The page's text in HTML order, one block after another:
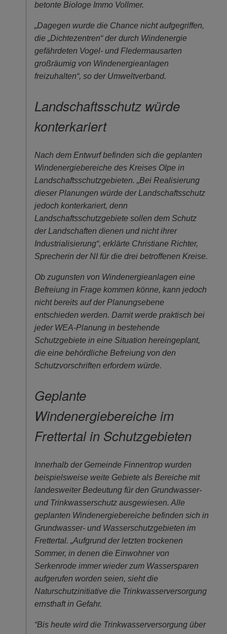
betonte Biologe Immo Vollmer.
„Dagegen wurde die Chance nicht aufgegriffen,
die „Dichtezentren“ der durch Windenergie
gefährdeten Vogel- und Fledermausarten
großräumig von Windenergieanlagen
freizuhalten“, so der Umweltverband.
Landschaftsschutz würde
konterkariert
Nach dem Entwurf befinden sich die geplanten
Windenergiebereiche des Kreises Olpe in
Landschaftsschutzgebieten. „Bei Realisierung
dieser Planungen würde der Landschaftsschutz
jedoch konterkariert, denn
Landschaftsschutzgebiete sollen dem Schutz
der Landschaften dienen und nicht ihrer
Industrialisierung“, erklärte Christiane Richter,
Sprecherin der NI für die drei betroffenen Kreise.
Ob zugunsten von Windenergieanlagen eine
Befreiung in Frage kommen könne, kann jedoch
nicht bereits auf der Planungsebene
entschieden werden. Damit werde praktisch bei
jeder WEA-Planung in bestehende
Schutzgebiete in eine Situation hereingeplant,
die eine behördliche Befreiung von den
Schutzvorschriften erfordern würde.
Geplante
Windenergiebereiche im
Frettertal in Schutzgebieten
Innerhalb der Gemeinde Finnentrop wurden
beispielsweise weite Gebiete als Bereiche mit
landesweiter Bedeutung für den Grundwasser-
und Trinkwasserschutz ausgewiesen. Alle
geplanten Windenergiebereiche befinden sich in
Grundwasser- und Wasserschutzgebieten im
Frettertal. „Aufgrund der letzten trockenen
Sommer, in denen die Einwohner von
Serkenrode immer wieder zum Wassersparen
aufgerufen worden seien, sieht die
Naturschutzinitiative die Trinkwasserversorgung
ernsthaft in Gefahr.
“Bis heute wird die Trinkwasserversorgung über